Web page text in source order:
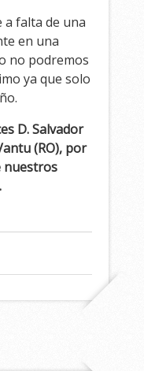
a falta de una
en una
no podremos
ya que solo
D. Salvador
(RO), por
nuestros